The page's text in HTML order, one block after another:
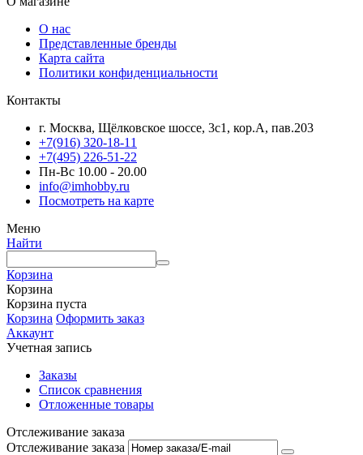
О нас
Представленные бренды
Карта сайта
Политики конфиденциальности
Контакты
г. Москва, Щёлковское шоссе, 3с1, кор.А, пав.203
+7(916) 320-18-11
+7(495) 226-51-22
Пн-Вс 10.00 - 20.00
info@imhobby.ru
Посмотреть на карте
Меню
Найти
Корзина
Корзина
Корзина пуста
Корзина Оформить заказ
Аккаунт
Учетная запись
Заказы
Список сравнения
Отложенные товары
Отслеживание заказа
Отслеживание заказа